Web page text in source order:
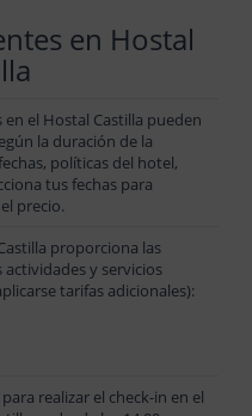
en Hostal
en el Hostal Castilla pueden
la duración de la
políticas del hotel,
tus fechas para
precio.
proporciona las
actividades y servicios
tarifas adicionales):
realizar el check-in en el